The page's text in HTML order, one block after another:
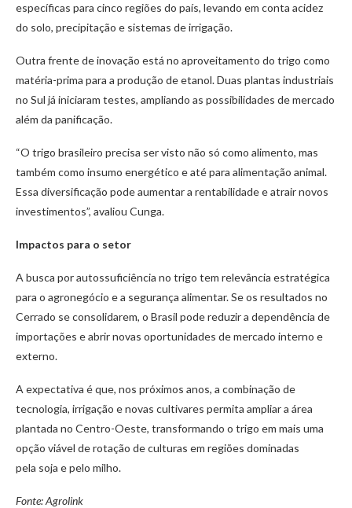
específicas para cinco regiões do país, levando em conta acidez
do solo, precipitação e sistemas de irrigação.
Outra frente de inovação está no aproveitamento do trigo como
matéria-prima para a produção de etanol. Duas plantas industriais
no Sul já iniciaram testes, ampliando as possibilidades de mercado
além da panificação.
“O trigo brasileiro precisa ser visto não só como alimento, mas
também como insumo energético e até para alimentação animal.
Essa diversificação pode aumentar a rentabilidade e atrair novos
investimentos”, avaliou Cunga.
Impactos para o setor
A busca por autossuficiência no trigo tem relevância estratégica
para o agronegócio e a segurança alimentar. Se os resultados no
Cerrado se consolidarem, o Brasil pode reduzir a dependência de
importações e abrir novas oportunidades de mercado interno e
externo.
A expectativa é que, nos próximos anos, a combinação de
tecnologia, irrigação e novas cultivares permita ampliar a área
plantada no Centro-Oeste, transformando o trigo em mais uma
opção viável de rotação de culturas em regiões dominadas
pela soja e pelo milho.
Fonte: Agrolink